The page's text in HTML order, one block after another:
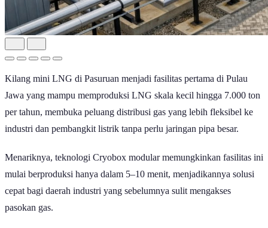
Kilang mini LNG di Pasuruan menjadi fasilitas pertama di Pulau
Jawa yang mampu memproduksi LNG skala kecil hingga 7.000 ton
per tahun, membuka peluang distribusi gas yang lebih fleksibel ke
industri dan pembangkit listrik tanpa perlu jaringan pipa besar.
Menariknya, teknologi Cryobox modular memungkinkan fasilitas ini
mulai berproduksi hanya dalam 5–10 menit, menjadikannya solusi
cepat bagi daerah industri yang sebelumnya sulit mengakses
pasokan gas.